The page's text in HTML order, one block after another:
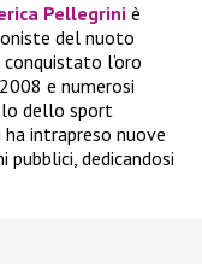
Pellegriniè
del nuoto
l’oro
e numerosi
dello sport
intrapreso nuove
pubblici, dedicandosi